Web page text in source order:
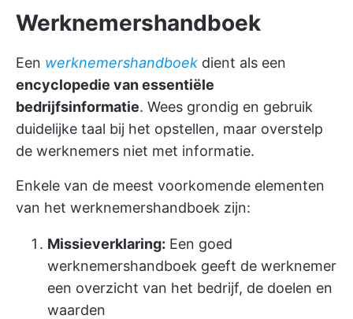
Werknemershandboek
Een werknemershandboek dient als een
encyclopedie van essentiële
bedrijfsinformatie. Wees grondig en gebruik
duidelijke taal bij het opstellen, maar overstelp
de werknemers niet met informatie.
Enkele van de meest voorkomende elementen
van het werknemershandboek zijn:
Missieverklaring: Een goed
werknemershandboek geeft de werknemer
een overzicht van het bedrijf, de doelen en
waarden